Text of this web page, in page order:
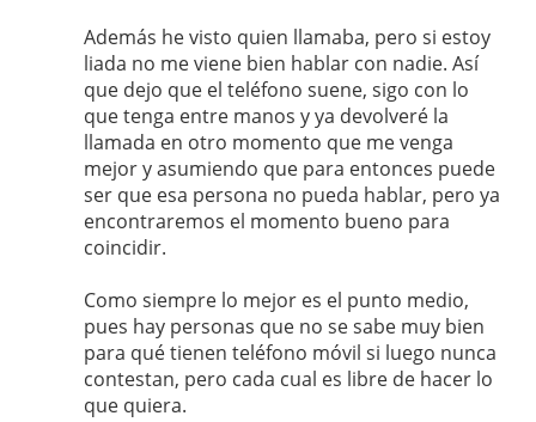
Además he visto quien llamaba, pero si estoy
liada no me viene bien hablar con nadie. Así
que dejo que el teléfono suene, sigo con lo
que tenga entre manos y ya devolveré la
llamada en otro momento que me venga
mejor y asumiendo que para entonces puede
ser que esa persona no pueda hablar, pero ya
encontraremos el momento bueno para
coincidir.
Como siempre lo mejor es el punto medio,
pues hay personas que no se sabe muy bien
para qué tienen teléfono móvil si luego nunca
contestan, pero cada cual es libre de hacer lo
que quiera.